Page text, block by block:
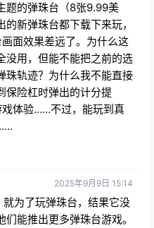
题的弹珠台（8张9.99美
新弹珠台都下载下来玩，
面效果差远了。为什么这
没用，但能不能把之前的选
珠轨迹？为什么我不能直接
保险杠时弹出的计分提
体验……不过，能玩到真
2025年9月9日 15:14
为了玩弹珠台，结果它没
能推出更多弹珠台游戏。